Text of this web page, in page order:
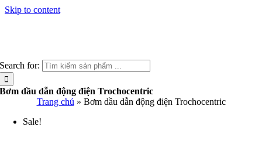
Skip to content
Search for:
Bơm dầu dẫn động điện Trochocentric
Trang chủ » Bơm dầu dẫn động điện Trochocentric
Sale!